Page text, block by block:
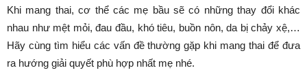
Khi mang thai, cơ thể các mẹ bầu sẽ có những thay đổi khác
nhau như mệt mỏi, đau đầu, khó tiêu, buồn nôn, da bị chảy xệ,…
Hãy cùng tìm hiểu các vấn đề thường gặp khi mang thai để đưa
ra hướng giải quyết phù hợp nhất mẹ nhé.